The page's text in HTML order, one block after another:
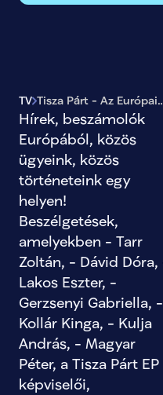
TV Tisza Párt - Az Európai
Parlament hírei -
2025.04.11.
Hírek, beszámolók
Európából, közös
ügyeink, közös
történeteink egy
helyen!
Beszélgetések,
amelyekben - Tarr
Zoltán, - Dávid Dóra,
Lakos Eszter, -
Gerzsenyi Gabriella, -
Kollár Kinga, - Kulja
András, - Magyar
Péter, a Tisza Párt EP
képviselői,